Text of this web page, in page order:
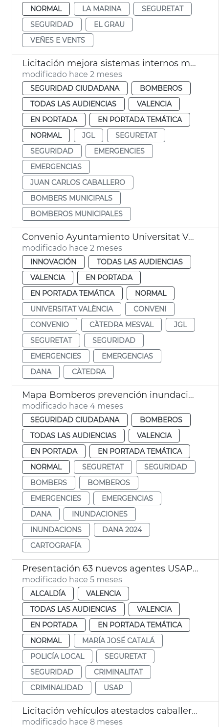
NORMAL LA MARINA
SEGURETAT
SEGURIDAD
EL GRAU
VEÑES E VENTS
Licitación mejora sistemas internos megafonía comunicación Bomberos València
modificado hace 2 meses
SEGURIDAD CIUDADANA
BOMBEROS
TODAS LAS AUDIENCIAS
VALENCIA
EN PORTADA
EN PORTADA TEMÁTICA
NORMAL
JGL
SEGURETAT
SEGURIDAD
EMERGENCIES
EMERGENCIAS
JUAN CARLOS CABALLERO
BOMBERS MUNICIPALS
BOMBEROS MUNICIPALES
Convenio Ayuntamiento Universitat València Cátedra Mesval
modificado hace 2 meses
INNOVACIÓN
TODAS LAS AUDIENCIAS
VALENCIA
EN PORTADA
EN PORTADA TEMÁTICA
NORMAL
UNIVERSITAT VALÈNCIA
CONVENI
CONVENIO
CÀTEDRA MESVAL
JGL
SEGURETAT
SEGURIDAD
EMERGENCIES
EMERGENCIAS
DANA
CÀTEDRA
Mapa Bomberos prevención inundaciones fluviales
modificado hace 4 meses
SEGURIDAD CIUDADANA
BOMBEROS
TODAS LAS AUDIENCIAS
VALENCIA
EN PORTADA
EN PORTADA TEMÁTICA
NORMAL
SEGURETAT
SEGURIDAD
BOMBERS
BOMBEROS
EMERGENCIES
EMERGENCIAS
DANA
INUNDACIONES
INUNDACIONS
DANA 2024
CARTOGRAFÍA
Presentación 63 nuevos agentes USAP Policía Local València
modificado hace 5 meses
ALCALDÍA
VALENCIA
TODAS LAS AUDIENCIAS
VALENCIA
EN PORTADA
EN PORTADA TEMÁTICA
NORMAL
MARÍA JOSÉ CATALÁ
POLICÍA LOCAL
SEGURETAT
SEGURIDAD
CRIMINALITAT
CRIMINALIDAD
USAP
Licitación vehículos atestados caballería Policía Local València
modificado hace 8 meses